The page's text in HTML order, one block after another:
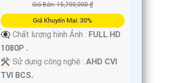
Giá Bán: 15,700,000 ₫
Giá Khuyến Mại: 30%
👁️‍🗨 Chất lượng hình Ảnh : FULL HD
1080P .
⚒ Sử dụng công nghệ :AHD CVI
TVI BCS.